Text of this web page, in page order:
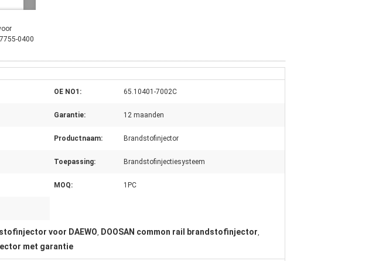
0400
OE NO1: 65.10401-7002C
Garantie: 12 maanden
Productnaam: Brandstofinjector
Toepassing: Brandstofinjectiesysteem
MOQ: 1PC
voor DAEWO, DOOSAN common rail brandstofinjector,
met garantie